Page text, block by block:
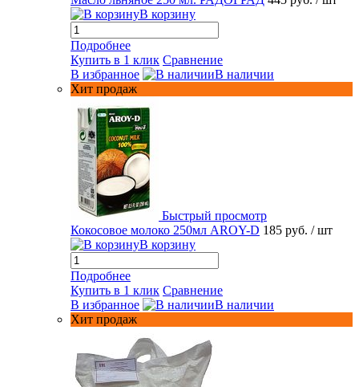
В корзину
Подробнее
Купить в 1 клик Сравнение
В избранное
В наличии
Хит продаж
Быстрый просмотр
Кокосовое молоко 250мл AROY-D 185 руб. / шт
В корзину
Подробнее
Купить в 1 клик Сравнение
В избранное
В наличии
Хит продаж